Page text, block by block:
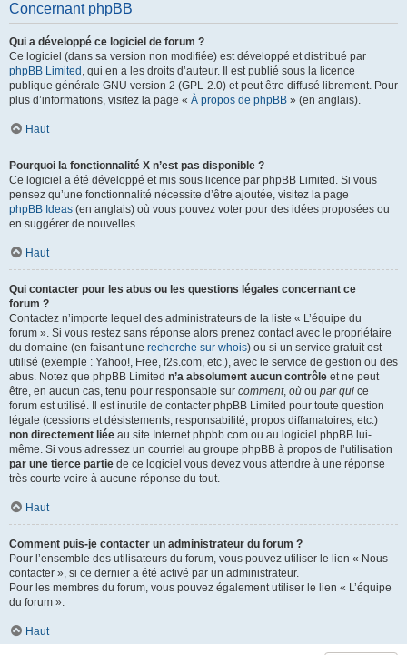
Concernant phpBB
Qui a développé ce logiciel de forum ?
Ce logiciel (dans sa version non modifiée) est développé et distribué par
phpBB Limited , qui en a les droits d’auteur. Il est publié sous la licence
publique générale GNU version 2 (GPL-2.0) et peut être diffusé librement. Pour
plus d’informations, visitez la page « À propos de phpBB » (en anglais).
Haut
Pourquoi la fonctionnalité X n’est pas disponible ?
Ce logiciel a été développé et mis sous licence par phpBB Limited. Si vous
pensez qu’une fonctionnalité nécessite d’être ajoutée, visitez la page
phpBB Ideas (en anglais) où vous pouvez voter pour des idées proposées ou
en suggérer de nouvelles.
Haut
Qui contacter pour les abus ou les questions légales concernant ce
forum ?
Contactez n’importe lequel des administrateurs de la liste « L’équipe du
forum ». Si vous restez sans réponse alors prenez contact avec le propriétaire
du domaine (en faisant une recherche sur whois) ou si un service gratuit est
utilisé (exemple : Yahoo!, Free, f2s.com, etc.), avec le service de gestion ou des
abus. Notez que phpBB Limited n’a absolument aucun contrôle et ne peut
être, en aucun cas, tenu pour responsable sur comment, où ou par qui ce
forum est utilisé. Il est inutile de contacter phpBB Limited pour toute question
légale (cessions et désistements, responsabilité, propos diffamatoires, etc.)
non directement liée au site Internet phpbb.com ou au logiciel phpBB lui-
même. Si vous adressez un courriel au groupe phpBB à propos de l’utilisation
par une tierce partie de ce logiciel vous devez vous attendre à une réponse
très courte voire à aucune réponse du tout.
Haut
Comment puis-je contacter un administrateur du forum ?
Pour l’ensemble des utilisateurs du forum, vous pouvez utiliser le lien « Nous
contacter », si ce dernier a été activé par un administrateur.
Pour les membres du forum, vous pouvez également utiliser le lien « L’équipe
du forum ».
Haut